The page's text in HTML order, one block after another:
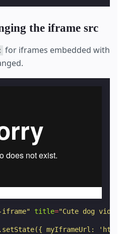
the iframe src
for iframes embedded with
iframe" title="Cute dog video"
myIframeUrl: